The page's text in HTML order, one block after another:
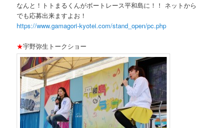
なんと！トトまるくんがボートレース平和島に！！ ネットから
でも応募出来ますよお！
https://www.gamagori-kyotei.com/stand_open/pc.php
★宇野弥生トークショー